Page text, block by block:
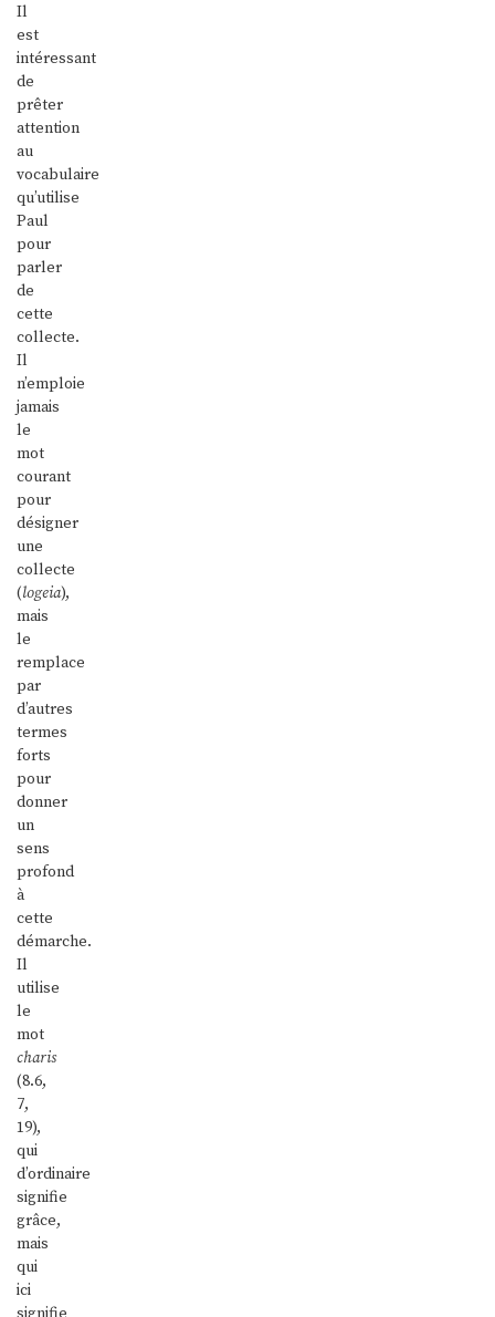
Il
est
intéressant
de
prêter
attention
au
vocabulaire
qu’utilise
Paul
pour
parler
de
cette
collecte.
Il
n’emploie
jamais
le
mot
courant
pour
désigner
une
collecte
(logeia),
mais
le
remplace
par
d’autres
termes
forts
pour
donner
un
sens
profond
à
cette
démarche.
Il
utilise
le
mot
charis
(8.6,
7,
19),
qui
d’ordinaire
signifie
grâce,
mais
qui
ici